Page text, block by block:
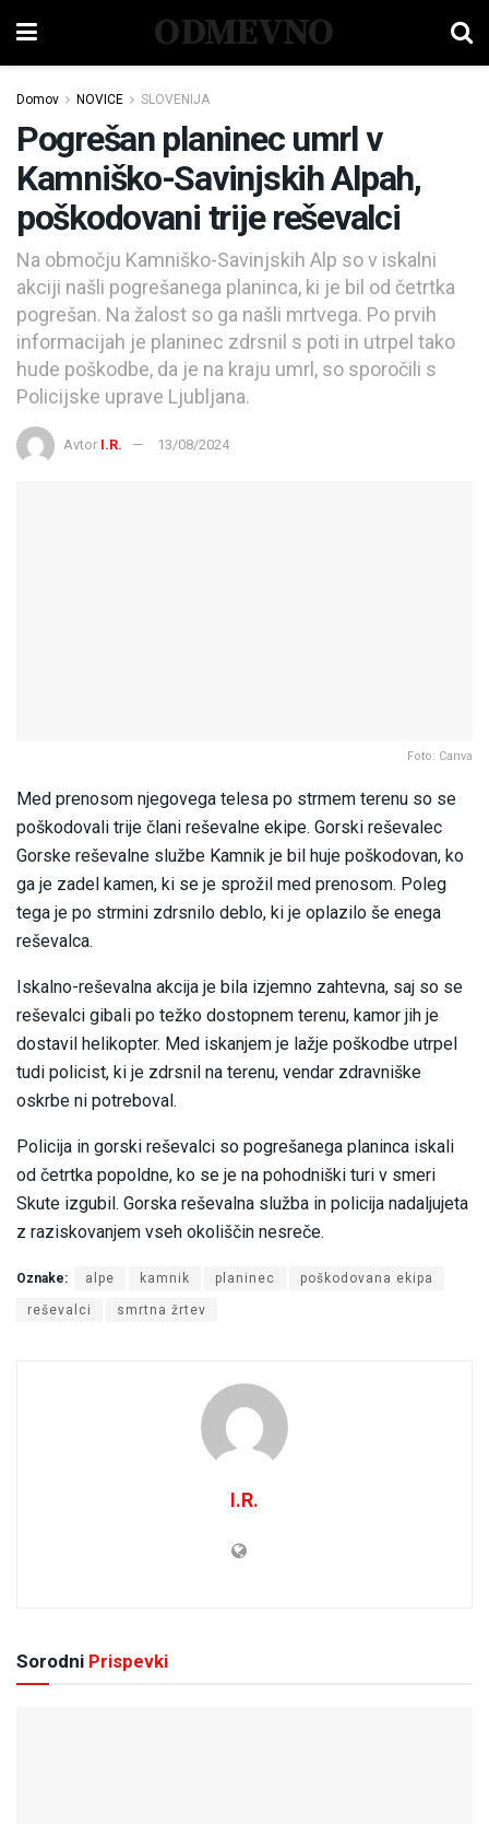
ODMEVNO
Domov NOVICE SLOVENIJA
Pogrešan planinec umrl v
Kamniško-Savinjskih Alpah,
poškodovani trije reševalci
Na območju Kamniško-Savinjskih Alp so v iskalni
akciji našli pogrešanega planinca, ki je bil od četrtka
pogrešan. Na žalost so ga našli mrtvega. Po prvih
informacijah je planinec zdrsnil s poti in utrpel tako
hude poškodbe, da je na kraju umrl, so sporočili s
Policijske uprave Ljubljana.
Avtor I.R. 13/08/2024
Foto: Canva
Med prenosom njegovega telesa po strmem terenu so se
poškodovali trije člani reševalne ekipe. Gorski reševalec
Gorske reševalne službe Kamnik je bil huje poškodovan, ko
ga je zadel kamen, ki se je sprožil med prenosom. Poleg
tega je po strmini zdrsnilo deblo, ki je oplazilo še enega
reševalca.
Iskalno-reševalna akcija je bila izjemno zahtevna, saj so se
reševalci gibali po težko dostopnem terenu, kamor jih je
dostavil helikopter. Med iskanjem je lažje poškodbe utrpel
tudi policist, ki je zdrsnil na terenu, vendar zdravniške
oskrbe ni potreboval.
Policija in gorski reševalci so pogrešanega planinca iskali
od četrtka popoldne, ko se je na pohodniški turi v smeri
Skute izgubil. Gorska reševalna služba in policija nadaljujeta
z raziskovanjem vseh okoliščin nesreče.
Oznake: alpe kamnik planinec poškodovana ekipa
reševalci smrtna žrtev
I.R.
Sorodni Prispevki